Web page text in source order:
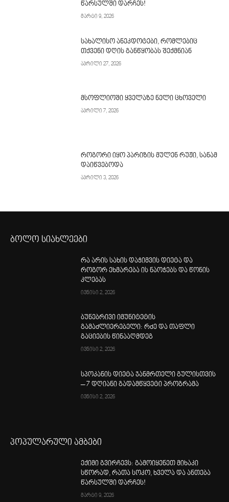
წარსულში დარჩეს!
მარტი 9, 2026
სახალისო ანეკდოტები, რომლებიც
თქვენი დღის განწყობას შექმნიან
აპრილი 27, 2026
მსოფლიოში ყველაზე ნელი ცხოველი
აპრილი 7, 2026
როგორი იყო პარიზის მულენ რუჟი, სანამ
დაიწვებოდა
აპრილი 3, 2026
ბოლო სიახლეები
რა არის სახის დაჭიმვის დიეტა და
როგორ ეხმარება ის ნაოჭებს და წონის
კლებას
ივნისი 2, 2026
ბუნებრივი იმუნიტეტის
გამაძლიერებელი: რძე და თაფლი
გაციების წინააღმდეგ
ივნისი 2, 2026
სპოკანის დიეტა ჯანმრთელი გულისთვის
– 7 დღიანი გადამწყვეტი პროგრამა
ივნისი 2, 2026
პოპულარული ამბები
ექიმი გვირჩევს: გამოიყენეთ მიხაკი
სწორად, რათა სოკო, ხველა და ანთება
წარსულში დარჩეს!
მარტი 9, 2026